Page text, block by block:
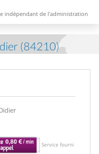
indépendant de l'administration
(84210)
Service fourni